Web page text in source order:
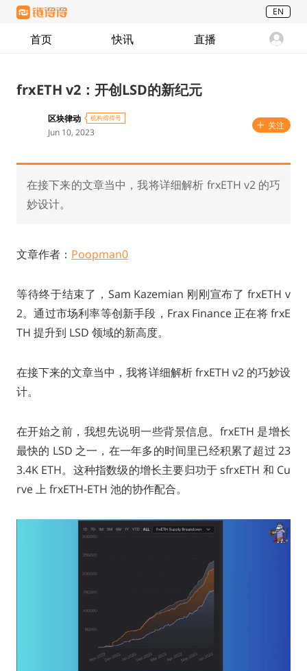
EN
首页 快讯 直播
frxETH v2：开创LSD的新纪元
区块律动 机构得得号
Jun 10, 2023
关注
在接下来的文章当中，我将详细解析 frxETH v2 的巧
妙设计。
文章作者： Poopman0
等待终于结束了，Sam Kazemian 刚刚宣布了 frxETH v
2。通过市场利率等创新手段，Frax Finance 正在将 frxE
TH 提升到 LSD 领域的新高度。
在接下来的文章当中，我将详细解析 frxETH v2 的巧妙设
计。
在开始之前，我想先说明一些背景信息。frxETH 是增长
最快的 LSD 之一，在一年多的时间里已经积累了超过 23
3.4K ETH。这种指数级的增长主要归功于 sfrxETH 和 Cu
rve 上 frxETH-ETH 池的协作配合。